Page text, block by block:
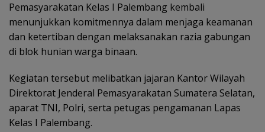
Pemasyarakatan Kelas I Palembang kembali
menunjukkan komitmennya dalam menjaga keamanan
dan ketertiban dengan melaksanakan razia gabungan
di blok hunian warga binaan.
Kegiatan tersebut melibatkan jajaran Kantor Wilayah
Direktorat Jenderal Pemasyarakatan Sumatera Selatan,
aparat TNI, Polri, serta petugas pengamanan Lapas
Kelas I Palembang.